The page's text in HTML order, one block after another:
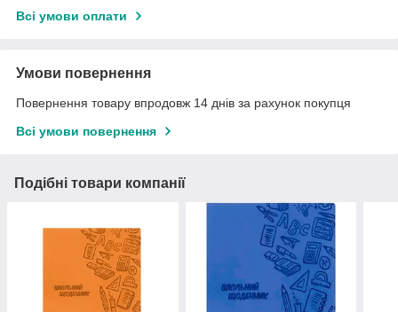
Всі умови оплати
Умови повернення
Повернення товару впродовж 14 днів за рахунок покупця
Всі умови повернення
Подібні товари компанії